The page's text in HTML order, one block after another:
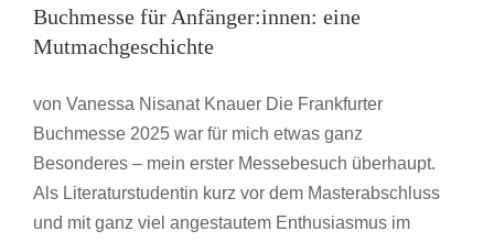
Buchmesse für Anfänger:innen: eine
Mutmachgeschichte
von Vanessa Nisanat Knauer Die Frankfurter
Buchmesse 2025 war für mich etwas ganz
Besonderes – mein erster Messebesuch überhaupt.
Als Literaturstudentin kurz vor dem Masterabschluss
und mit ganz viel angestautem Enthusiasmus im